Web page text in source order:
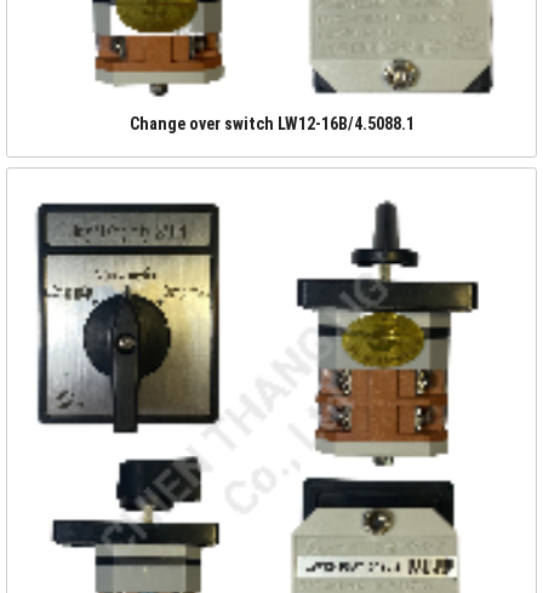
Change over switch LW12-16B/4.5088.1